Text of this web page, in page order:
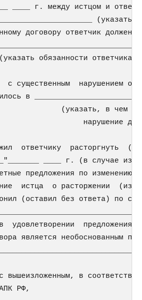
____ г. между истцом и
договору ответчик должен
обязанности ответчика
с существенным  нарушением
в
(указать, в чем
нарушение
ответчику  расторгнуть
____ г. (в случае
предложения по изменению
истца  о расторжении
(оставил без ответа) по
удовлетворении  предложения
является необоснованным
вышеизложенным, в
РФ,